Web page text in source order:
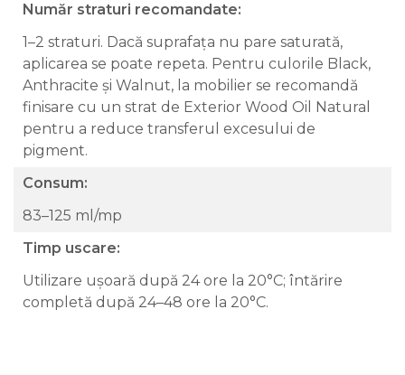
Număr straturi recomandate:
1–2 straturi. Dacă suprafața nu pare saturată,
aplicarea se poate repeta. Pentru culorile Black,
Anthracite și Walnut, la mobilier se recomandă
finisare cu un strat de Exterior Wood Oil Natural
pentru a reduce transferul excesului de
pigment.
Consum:
83–125 ml/mp
Timp uscare:
Utilizare ușoară după 24 ore la 20°C; întărire
completă după 24–48 ore la 20°C.